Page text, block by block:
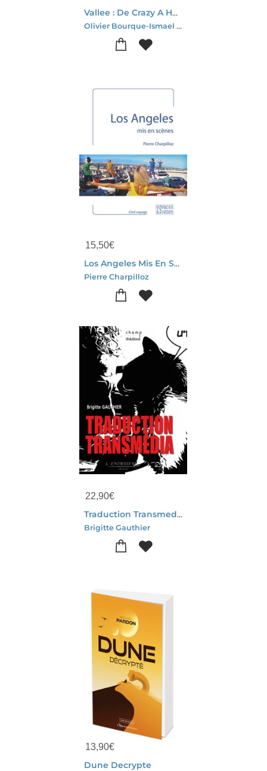
Vallee : De Crazy A Hollywood, Le Destin Rock And Roll D'un Cineaste Mythique
Olivier Bourque-Ismael Houdassine
15,50€
Los Angeles Mis En Scenes
Pierre Charpilloz
22,90€
Traduction Transmedia
Brigitte Gauthier
13,90€
Dune Decrypte